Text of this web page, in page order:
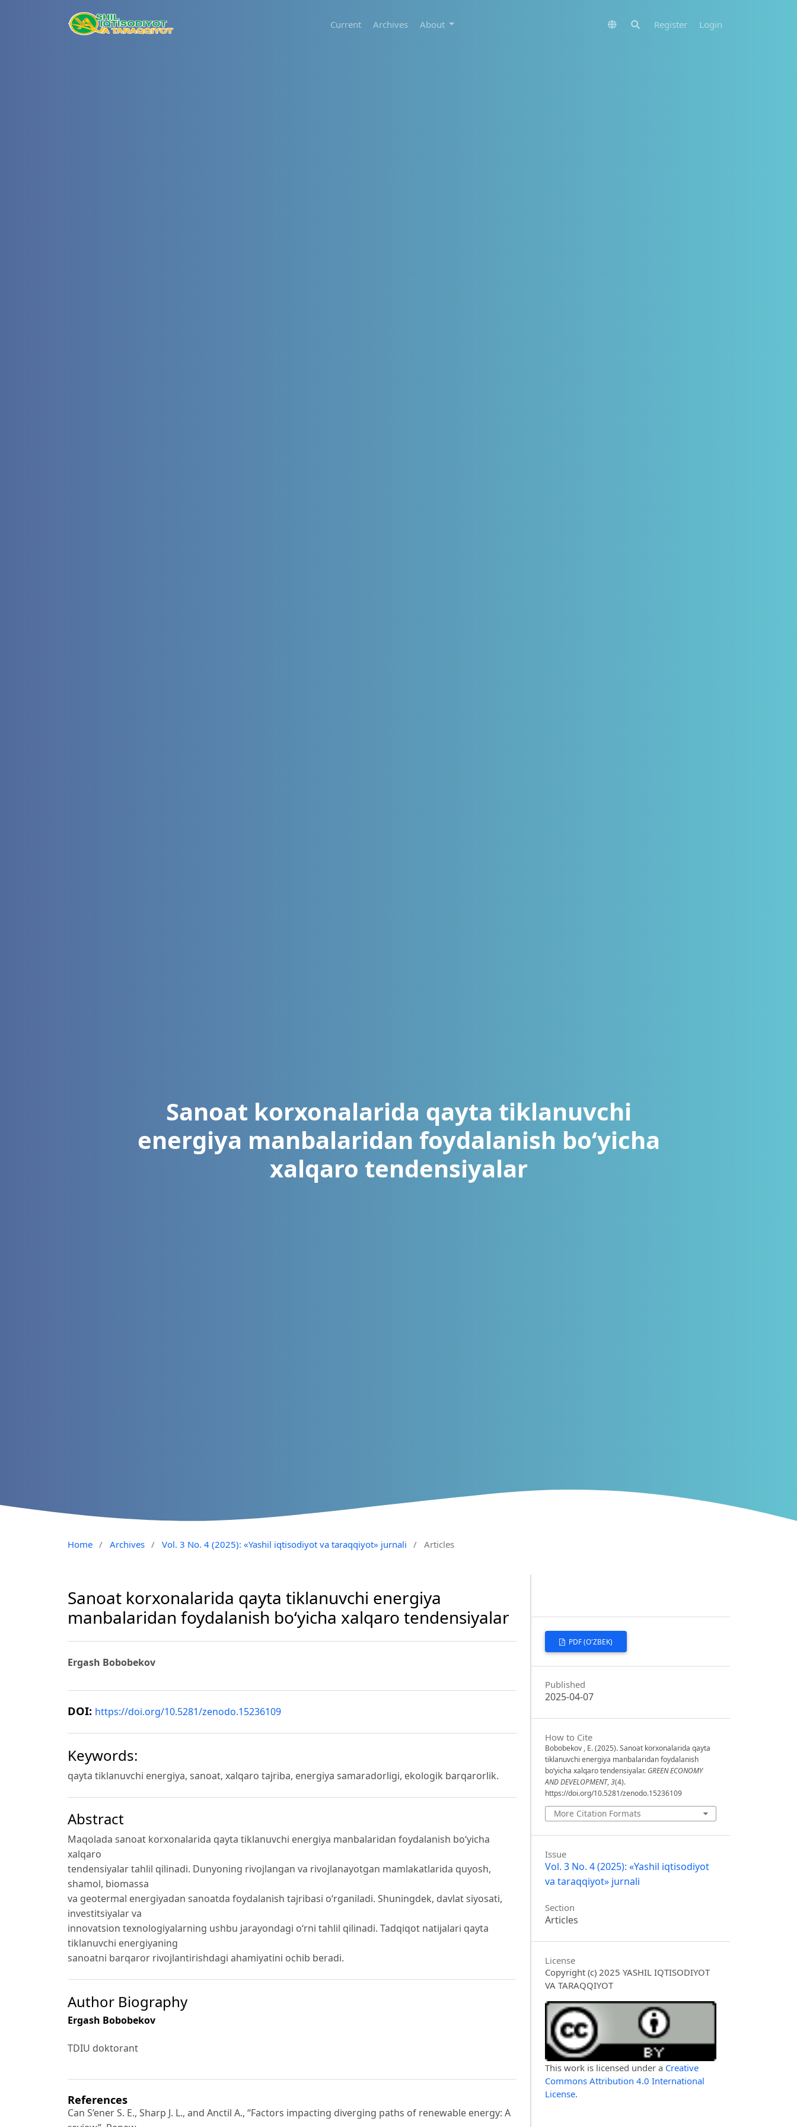
Current Archives About Register Login
Sanoat korxonalarida qayta tiklanuvchi
energiya manbalaridan foydalanish boʻyicha
xalqaro tendensiyalar
Home / Archives / Vol. 3 No. 4 (2025): «Yashil iqtisodiyot va taraqqiyot» jurnali / Articles
Sanoat korxonalarida qayta tiklanuvchi energiya
manbalaridan foydalanish boʻyicha xalqaro tendensiyalar
Ergash Bobobekov
DOI: https://doi.org/10.5281/zenodo.15236109
Keywords:
qayta tiklanuvchi energiya, sanoat, xalqaro tajriba, energiya samaradorligi, ekologik barqarorlik.
Abstract
Maqolada sanoat korxonalarida qayta tiklanuvchi energiya manbalaridan foydalanish bo‘yicha
xalqaro
tendensiyalar tahlil qilinadi. Dunyoning rivojlangan va rivojlanayotgan mamlakatlarida quyosh,
shamol, biomassa
va geotermal energiyadan sanoatda foydalanish tajribasi o‘rganiladi. Shuningdek, davlat siyosati,
investitsiyalar va
innovatsion texnologiyalarning ushbu jarayondagi o‘rni tahlil qilinadi. Tadqiqot natijalari qayta
tiklanuvchi energiyaning
sanoatni barqaror rivojlantirishdagi ahamiyatini ochib beradi.
Author Biography
Ergash Bobobekov
TDIU doktorant
References
Can S’ener S. E., Sharp J. L., and Anctil A., ‘‘Factors impacting diverging paths of renewable energy: A
PDF (O'ZBEK)
Published
2025-04-07
How to Cite
Bobobekov , E. (2025). Sanoat korxonalarida qayta
tiklanuvchi energiya manbalaridan foydalanish
boʻyicha xalqaro tendensiyalar. GREEN ECONOMY
AND DEVELOPMENT,3(4).
https://doi.org/10.5281/zenodo.15236109
More Citation Formats
Issue
Vol. 3 No. 4 (2025): «Yashil iqtisodiyot
va taraqqiyot» jurnali
Section
Articles
License
Copyright (c) 2025 YASHIL IQTISODIYOT
VA TARAQQIYOT
This work is licensed under a Creative
Commons Attribution 4.0 International
License.